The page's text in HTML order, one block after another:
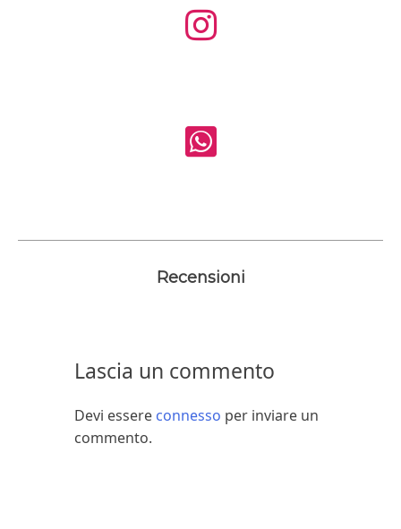
Recensioni
Lascia un commento
Devi essere connesso per inviare un
commento.